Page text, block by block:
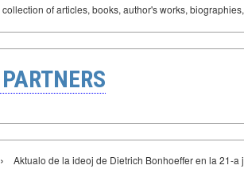
of articles, books, author's works,
› Aktualo de la ideoj de Dietrich Bonhoeffer en la 21-a